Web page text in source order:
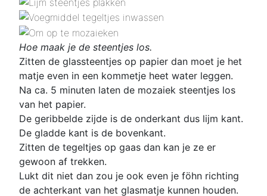
Hoe maak je de steentjes los.
Zitten de glassteentjes op papier dan moet je het
matje even in een kommetje heet water leggen.
Na ca. 5 minuten laten de mozaiek steentjes los
van het papier.
De geribbelde zijde is de onderkant dus lijm kant.
De gladde kant is de bovenkant.
Zitten de tegeltjes op gaas dan kan je ze er
gewoon af trekken.
Lukt dit niet dan zou je ook even je föhn richting
de achterkant van het glasmatje kunnen houden.